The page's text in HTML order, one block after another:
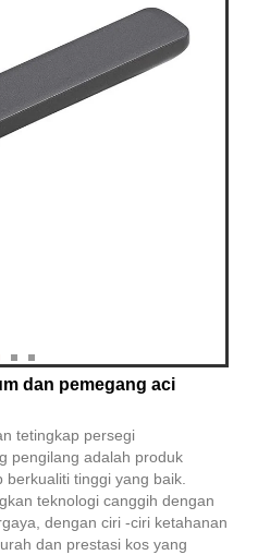
dan pemegang aci
tetingkap persegi
pengilang adalah produk
tinggi yang baik.
teknologi canggih dengan
dengan ciri -ciri ketahanan
dan prestasi kos yang